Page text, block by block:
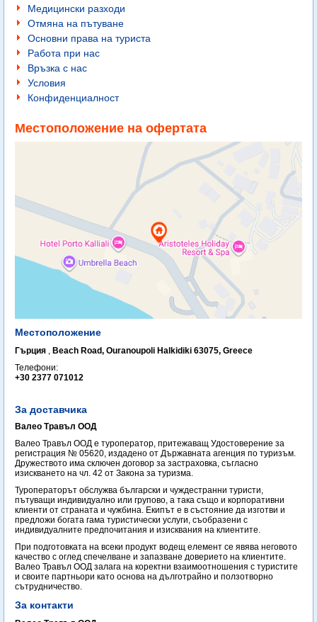
Медицински разходи
Отмяна на пътуване
Основни права на туриста
Работа при нас
Връзка с нас
Условия
Конфиденциалност
Местоположение на офертата
Местоположение
Гърция , Beach Road, Ouranoupoli Halkidiki 63075, Greece
Телефони:
+30 2377 071012
За доставчика
Валео Травъл ООД
Валео Травъл ООД е туроператор, притежаващ Удостоверение за
регистрация № 05620, издадено от Държавната агенция по туризъм.
Дружеството има сключен договор за застраховка, съгласно
изискването на чл. 42 от Закона за туризма.
Туроператорът обслужва български и чуждестранни туристи,
пътуващи индивидуално или групово, а така също и корпоративни
клиенти от страната и чужбина. Екипът е в състояние да изготви и
предложи богата гама туристически услуги, съобразени с
индивидуалните предпочитания и изисквания на клиентите.
При подготовката на всеки продукт водещ елемент се явява неговото
качество с оглед спечелване и запазване доверието на клиентите.
Валео Травъл ООД залага на коректни взаимоотношения с туристите
и своите партньори като основа на дълготрайно и ползотворно
сътрудничество.
За контакти